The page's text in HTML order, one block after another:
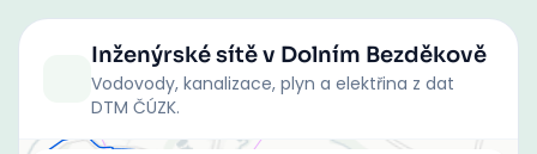
Inženýrské sítěv Dolním Bezděkově
Vodovody, kanalizace, plyn a elektřina z dat
DTM ČÚZK.